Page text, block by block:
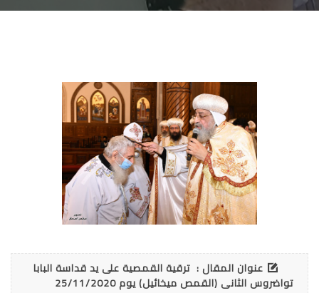
عنوان المقال : ترقية القمصية على يد قداسة البابا
تواضروس الثانى (القمص ميخائيل) يوم 25/11/2020